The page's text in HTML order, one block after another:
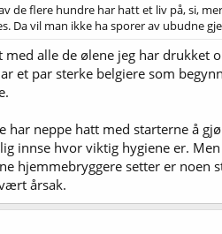
de flere hundre har hatt et liv på, si,
Da vil man ikke ha sporer av ubudne
alle de ølene jeg har
et par sterke belgiere som
neppe hatt med starterne å
innse hvor viktig hygiene er.
hjemmebryggere setter er
årsak.